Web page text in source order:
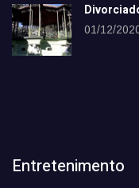
01/12/
Entretenimento